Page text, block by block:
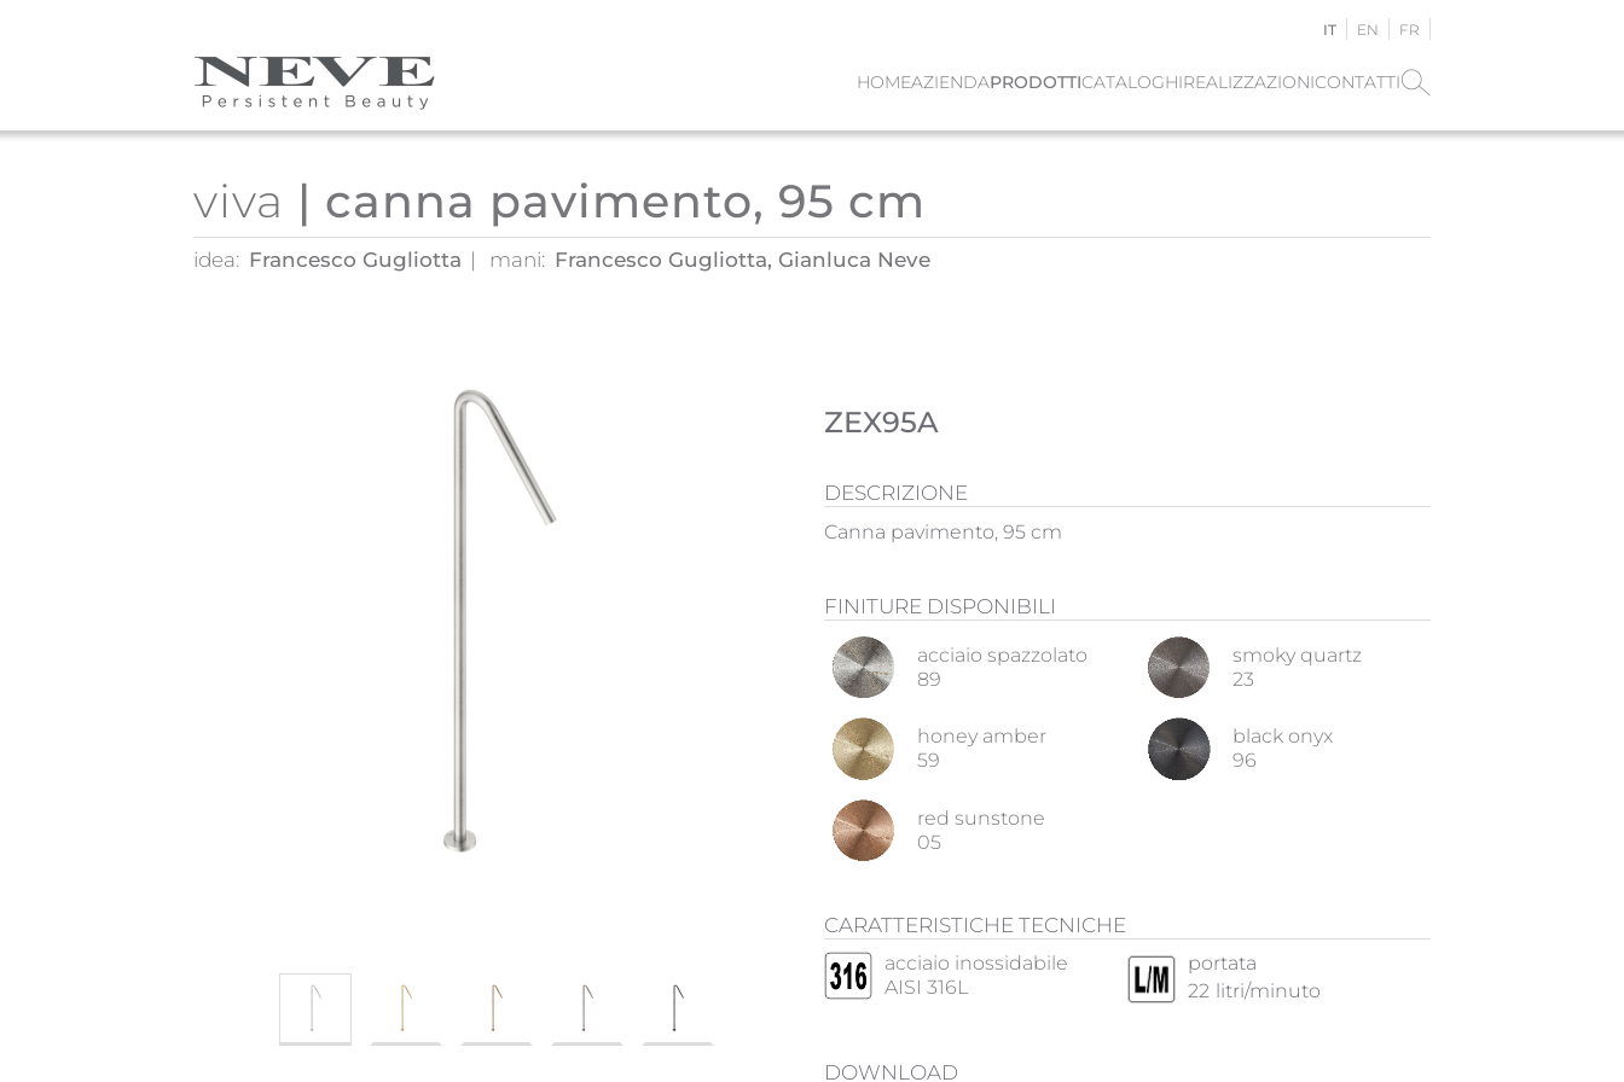
Skip to main content
IT EN FR
HOMEAZIENDAPRODOTTICATALOGHIREALIZZAZIONICONTATTI
viva | canna pavimento, 95 cm
idea: Francesco Gugliotta mani: Francesco Gugliotta, Gianluca Neve
ZEX95A
DESCRIZIONE
Canna pavimento, 95 cm
FINITURE DISPONIBILI
acciaio spazzolato
89
smoky quartz
23
honey amber
59
black onyx
96
red sunstone
05
CARATTERISTICHE TECNICHE
acciaio inossidabile
AISI 316L
portata
22 litri/minuto
DOWNLOAD